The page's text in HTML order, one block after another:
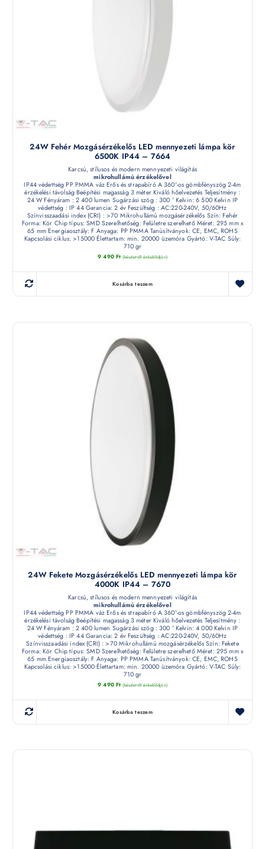
24W Fehér Mozgásérzékelős LED mennyezeti lámpa kör
6500K IP44 – 7664
Karcsú, stílusos és modern mennyezeti világítás
mikrohullámú érzékelővel
IP44 védettség PP PMMA váz Erős és strapabíró A 360°-os gömbfényszög 2-4m
érzékelési távolság Beépítési magasság 3 méter Kiváló hőelvezetés Teljesítmény :
24 W Fényáram : 2 400 lumen Sugárzási szög : 300 ° Kelvin: 6 500 Kelvin IP
védettség : IP 44 Garancia: 2 év Feszültség : AC:220-240V, 50/60Hz
Színvisszaadási index (CRI) : >70 Mikrohullámú mozgásérzékelős Szín: Fehér
Forma: Kör Chip típus: SMD Szerelhetőség: Felületre szerelhető Méret: 295 mm x
65 mm Energiaosztály: F Anyaga: PP PMMA Tanúsítványok: CE, EMC, ROHS
Kapcsolási ciklus: >15000 Élettartam: min. 20000 üzemóra Gyártó: V-TAC Súly:
710 gr
9 490 Ft (készletről érdeklődjön)
Kosárba teszem
24W Fekete Mozgásérzékelős LED mennyezeti lámpa kör
4000K IP44 – 7670
Karcsú, stílusos és modern mennyezeti világítás
mikrohullámú érzékelővel
IP44 védettség PP PMMA váz Erős és strapabíró A 360°-os gömbfényszög 2-4m
érzékelési távolság Beépítési magasság 3 méter Kiváló hőelvezetés Teljesítmény :
24 W Fényáram : 2 400 lumen Sugárzási szög : 300 ° Kelvin: 4 000 Kelvin IP
védettség : IP 44 Garancia: 2 év Feszültség : AC:220-240V, 50/60Hz
Színvisszaadási index (CRI) : >70 Mikrohullámú mozgásérzékelős Szín: Fekete
Forma: Kör Chip típus: SMD Szerelhetőség: Felületre szerelhető Méret: 295 mm x
65 mm Energiaosztály: F Anyaga: PP PMMA Tanúsítványok: CE, EMC, ROHS
Kapcsolási ciklus: >15000 Élettartam: min. 20000 üzemóra Gyártó: V-TAC Súly:
710 gr
9 490 Ft (készletről érdeklődjön)
Kosárba teszem